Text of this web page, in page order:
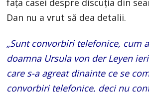
Dan nu a vrut să dea detalii.
„Sunt convorbiri telefonice, cum
doamna Ursula von der Leyen
care s-a agreat dinainte ce se
convorbiri telefonice, deci nu